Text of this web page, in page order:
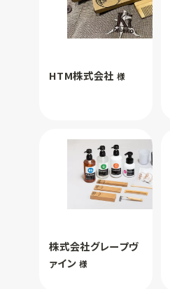
HTM株式会社 様
株式会社グレープヴ
ァイン 様